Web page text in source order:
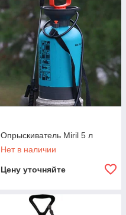
Опрыскиватель Miril 5 л
Нет в наличии
Цену уточняйте